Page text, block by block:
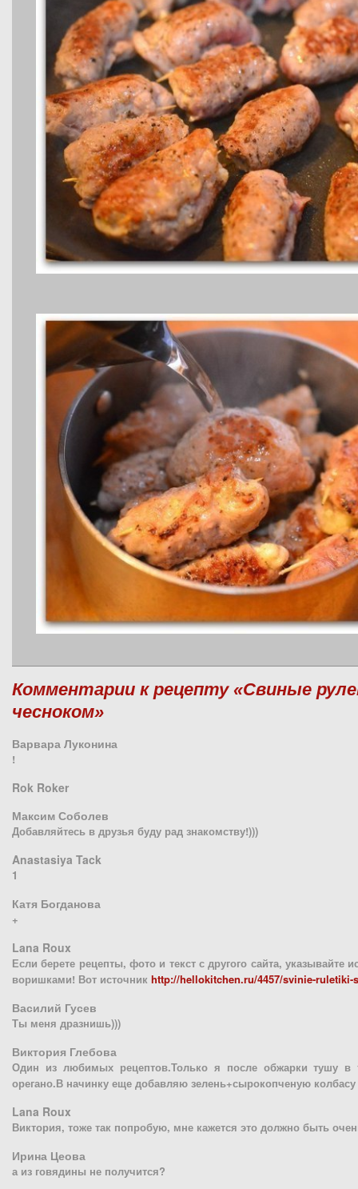
Комментарии к рецепту «Свиные
чесноком»
Варвара Луконина
!
Rok Roker
Максим Соболев
Добавляйтесь в друзья буду рад знакомству!)))
Anastasiya Tack
1
Катя Богданова
+
Lana Roux
Если берете рецепты, фото и текст с другого сайта, указывайте
воришками! Вот источник http://hellokitchen.ru/4457/svinie-ruletiki-
Василий Гусев
Ты меня дразнишь)))
Виктория Глебова
Один из любимых рецептов.Только я после обжарки тушу в
орегано.В начинку еще добавляю зелень+сырокопченую колбасу
Lana Roux
Виктория, тоже так попробую, мне кажется это должно быть
Ирина Цеова
а из говядины не получится?